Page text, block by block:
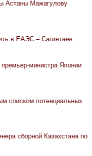
Астаны Мажагулову
в ЕАЭС – Сагинтаев
премьер-министра Японии
списком потенциальных
сборной Казахстана по